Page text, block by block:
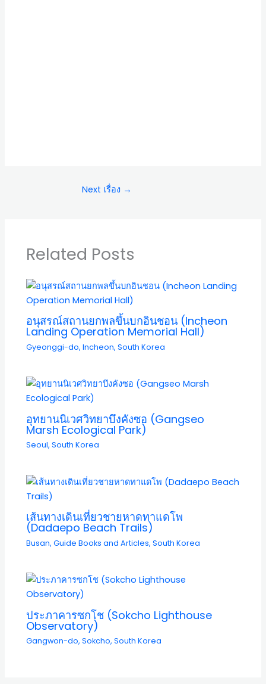
Next เรื่อง →
Related Posts
อนุสรณ์สถานยกพลขึ้นบกอินชอน (Incheon
Landing Operation Memorial Hall)
Gyeonggi-do,Incheon,South Korea
อุทยานนิเวศวิทยาบึงคังซอ (Gangseo
Marsh Ecological Park)
Seoul,South Korea
เส้นทางเดินเที่ยวชายหาดทาแดโพ
(Dadaepo Beach Trails)
Busan,Guide Books and Articles,South Korea
ประภาคารซกโช (Sokcho Lighthouse
Observatory)
Gangwon-do,Sokcho,South Korea